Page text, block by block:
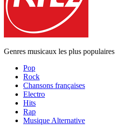
Genres musicaux les plus populaires
Pop
Rock
Chansons françaises
Electro
Hits
Rap
Musique Alternative